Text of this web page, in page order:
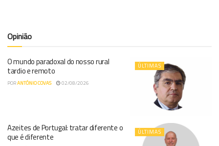
Opinião
ÚLTIMAS
O mundo paradoxal do nosso rural
tardio e remoto
PORANTÓNIO COVAS 02/08/2026
ÚLTIMAS
Azeites de Portugal: tratar diferente o
que é diferente